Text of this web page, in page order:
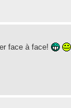
face à face!